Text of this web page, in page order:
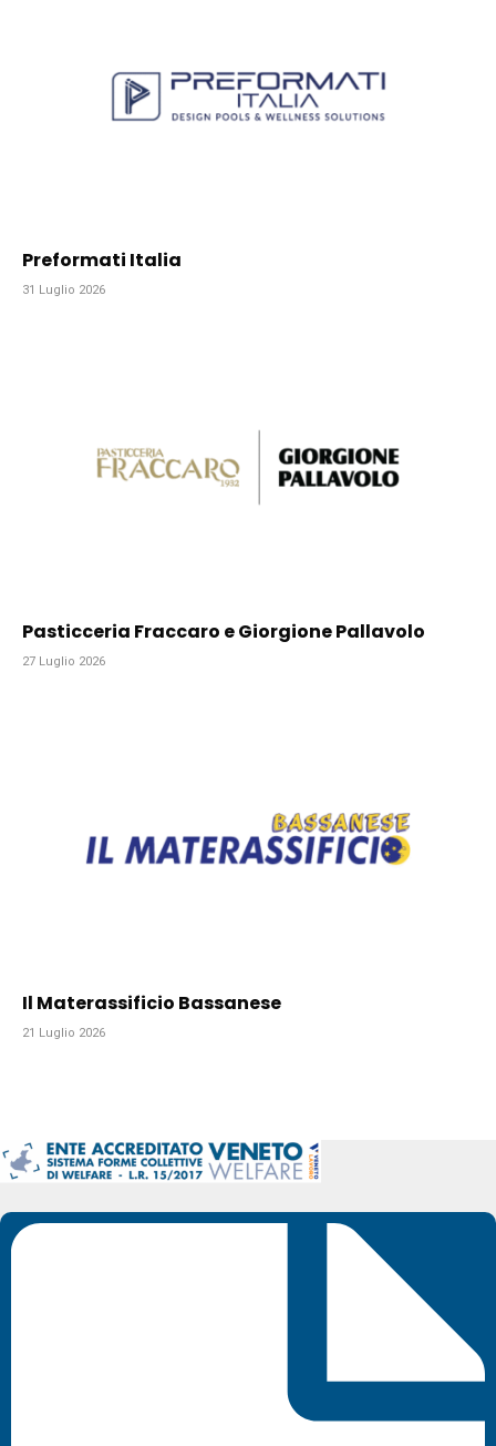
Preformati Italia
31 Luglio 2026
Pasticceria Fraccaro e Giorgione Pallavolo
27 Luglio 2026
Il Materassificio Bassanese
21 Luglio 2026